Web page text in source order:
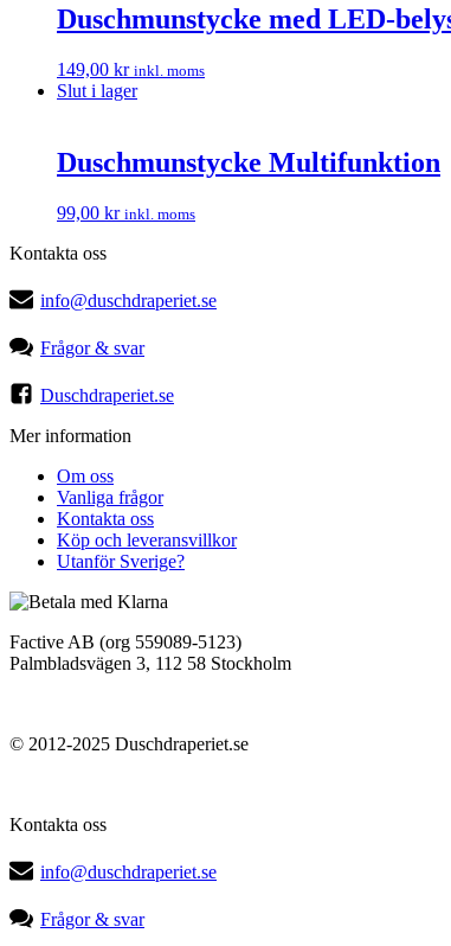
Duschmunstycke med LED-
149,00 kr inkl. moms
Slut i lager
Duschmunstycke Multifunktion
99,00 kr inkl. moms
Kontakta oss
info@duschdraperiet.se
Frågor & svar
Duschdraperiet.se
Mer information
Om oss
Vanliga frågor
Kontakta oss
Köp och leveransvillkor
Utanför Sverige?
Factive AB (org 559089-5123)
Palmbladsvägen 3, 112 58 Stockholm
© 2012-2025 Duschdraperiet.se
Kontakta oss
info@duschdraperiet.se
Frågor & svar